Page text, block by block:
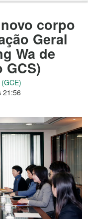
corpo
Geral
Wa de
GCS)
21:56